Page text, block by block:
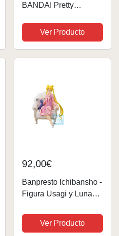
BANDAI Pretty
Cosmos: La película –
Luna de Marinero
Eterno – La Oscuridad
Ver Producto
92,00€
Banpresto Ichibansho -
Figura Usagi y Luna
Moon, 13 cm, IS63682,
Multicolor
Ver Producto